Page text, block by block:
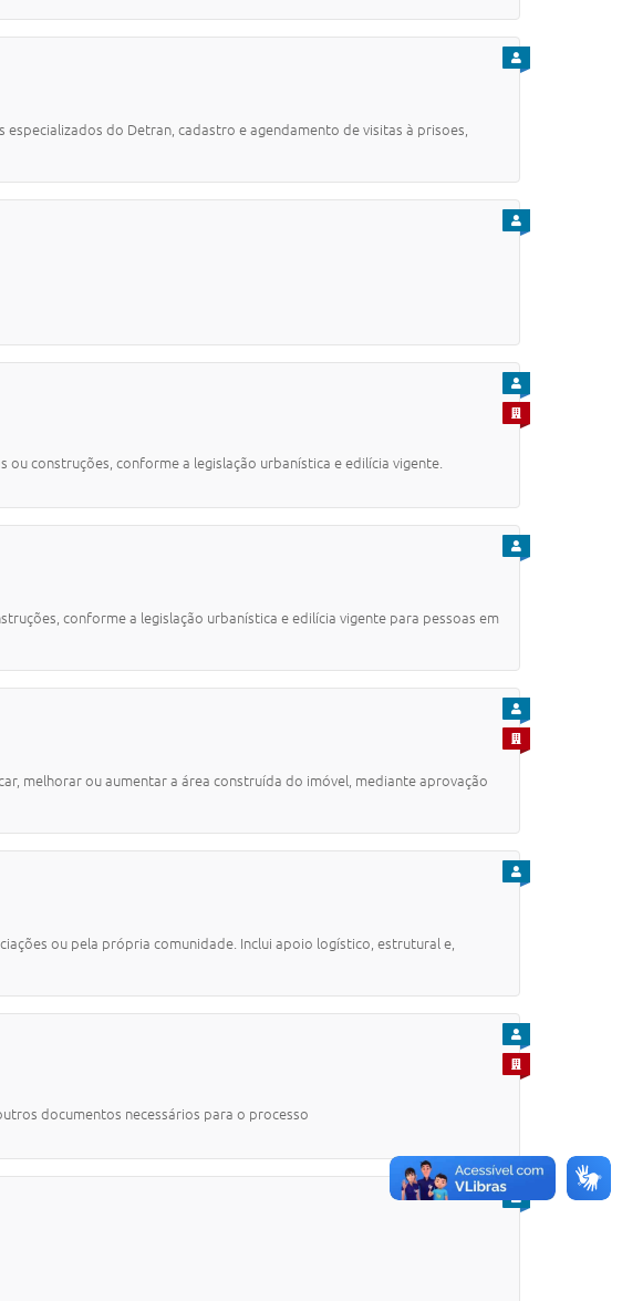
do Detran, cadastro e agendamento de visitas à prisoes,
PARA CIDADÃO
PARA CIDADÃO
construções, conforme a legislação urbanística e edilícia vigente.
PARA CIDADÃO
PARA EMPRESA
conforme a legislação urbanística e edilícia vigente para pessoas em
PARA CIDADÃO
melhorar ou aumentar a área construída do imóvel, mediante aprovação
PARA CIDADÃO
PARA EMPRESA
ou pela própria comunidade. Inclui apoio logístico, estrutural e,
PARA CIDADÃO
documentos necessários para o processo
PARA CIDADÃO
PARA EMPRESA
PARA CIDADÃO